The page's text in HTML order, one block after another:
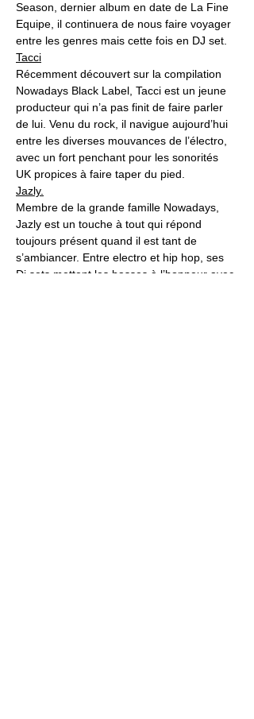
Season, dernier album en date de La Fine
Equipe, il continuera de nous faire voyager
entre les genres mais cette fois en DJ set.
Tacci
Récemment découvert sur la compilation
Nowadays Black Label, Tacci est un jeune
producteur qui n’a pas finit de faire parler
de lui. Venu du rock, il navigue aujourd’hui
entre les diverses mouvances de l’électro,
avec un fort penchant pour les sonorités
UK propices à faire taper du pied.
Jazly.
Membre de la grande famille Nowadays,
Jazly est un touche à tout qui répond
toujours présent quand il est tant de
s’ambiancer. Entre electro et hip hop, ses
Dj sets mettent les basses à l’honneur avec